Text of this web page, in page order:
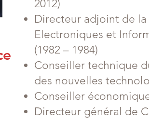
2012)
Directeur adjoint de
Electroniques et
(1982 – 1984)
Conseiller technique
des nouvelles
Conseiller
Directeur général de